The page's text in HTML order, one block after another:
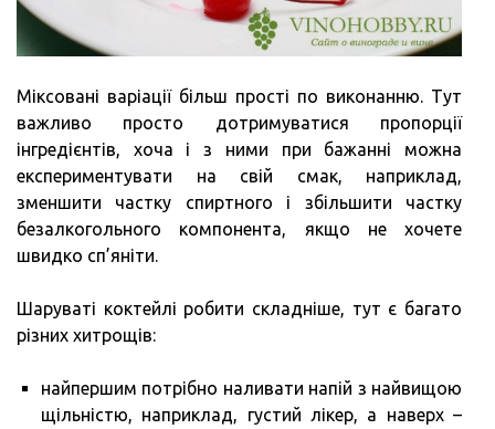
Міксовані варіації більш прості по виконанню. Тут
важливо просто дотримуватися пропорції
інгредієнтів, хоча і з ними при бажанні можна
експериментувати на свій смак, наприклад,
зменшити частку спиртного і збільшити частку
безалкогольного компонента, якщо не хочете
швидко сп’яніти.
Шаруваті коктейлі робити складніше, тут є багато
різних хитрощів:
найпершим потрібно наливати напій з найвищою
щільністю, наприклад, густий лікер, а наверх –